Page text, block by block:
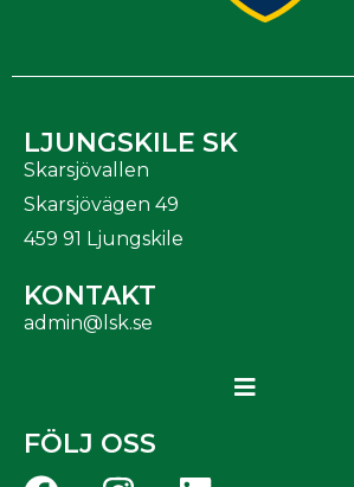
LJUNGSKILE SK
Skarsjövallen
Skarsjövägen 49
459 91 Ljungskile
KONTAKT
admin@lsk.se
FÖLJ OSS